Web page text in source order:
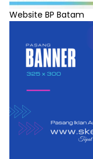
Website BP Batam